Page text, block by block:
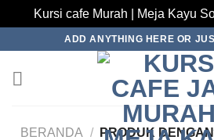
Kursi cafe Murah | Meja Kayu
content
ADD ANYTHING HERE OR
BERANDA /
PRODUK